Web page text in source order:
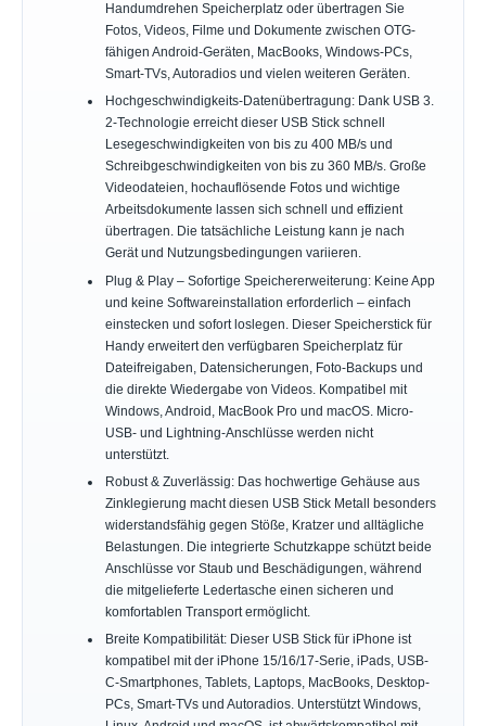
Handumdrehen Speicherplatz oder übertragen Sie
Fotos, Videos, Filme und Dokumente zwischen OTG-
fähigen Android-Geräten, MacBooks, Windows-PCs,
Smart-TVs, Autoradios und vielen weiteren Geräten.
Hochgeschwindigkeits-Datenübertragung: Dank USB 3.
2-Technologie erreicht dieser USB Stick schnell
Lesegeschwindigkeiten von bis zu 400 MB/s und
Schreibgeschwindigkeiten von bis zu 360 MB/s. Große
Videodateien, hochauflösende Fotos und wichtige
Arbeitsdokumente lassen sich schnell und effizient
übertragen. Die tatsächliche Leistung kann je nach
Gerät und Nutzungsbedingungen variieren.
Plug & Play – Sofortige Speichererweiterung: Keine App
und keine Softwareinstallation erforderlich – einfach
einstecken und sofort loslegen. Dieser Speicherstick für
Handy erweitert den verfügbaren Speicherplatz für
Dateifreigaben, Datensicherungen, Foto-Backups und
die direkte Wiedergabe von Videos. Kompatibel mit
Windows, Android, MacBook Pro und macOS. Micro-
USB- und Lightning-Anschlüsse werden nicht
unterstützt.
Robust & Zuverlässig: Das hochwertige Gehäuse aus
Zinklegierung macht diesen USB Stick Metall besonders
widerstandsfähig gegen Stöße, Kratzer und alltägliche
Belastungen. Die integrierte Schutzkappe schützt beide
Anschlüsse vor Staub und Beschädigungen, während
die mitgelieferte Ledertasche einen sicheren und
komfortablen Transport ermöglicht.
Breite Kompatibilität: Dieser USB Stick für iPhone ist
kompatibel mit der iPhone 15/16/17-Serie, iPads, USB-
C-Smartphones, Tablets, Laptops, MacBooks, Desktop-
PCs, Smart-TVs und Autoradios. Unterstützt Windows,